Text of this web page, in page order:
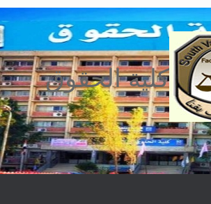
كلية الحقوق